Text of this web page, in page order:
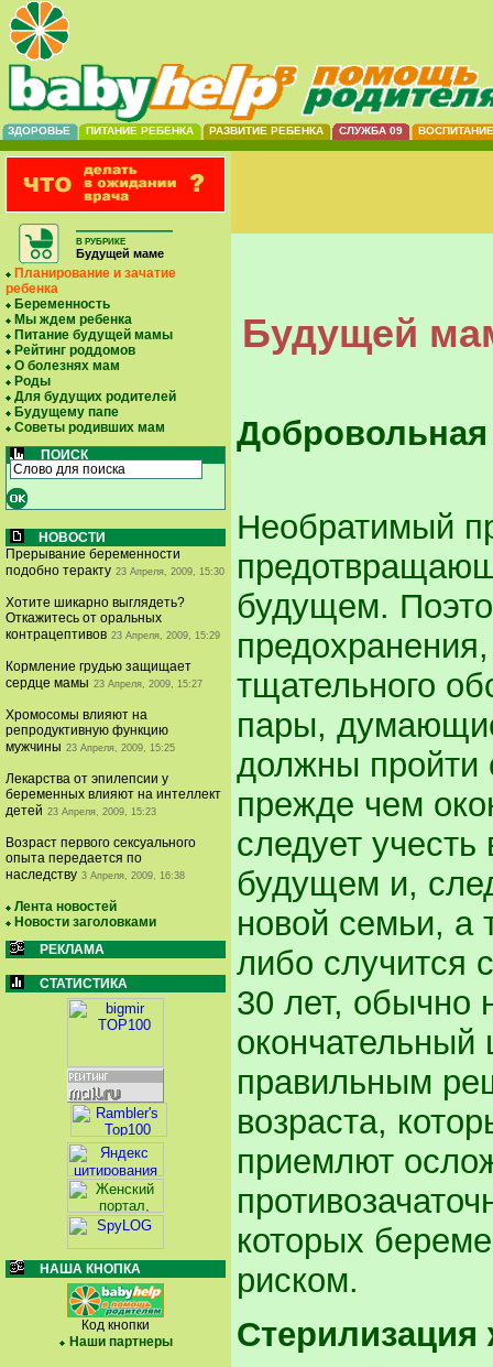
ЗДОРОВЬЕ ПИТАНИЕ РЕБЕНКА РАЗВИТИЕ РЕБЕНКА СЛУЖБА 09 ВОСПИТАНИЕ
В РУБРИКЕ
Будущей маме
Планирование и зачатие
ребенка
Беременность
Мы ждем ребенка
Питание будущей мамы
Рейтинг роддомов
О болезнях мам
Роды
Для будущих родителей
Будущему папе
Советы родивших мам
ПОИСК
НОВОСТИ
Прерывание беременности
подобно теракту 23 Апреля, 2009, 15:30
Хотите шикарно выглядеть?
Откажитесь от оральных
контрацептивов 23 Апреля, 2009, 15:29
Кормление грудью защищает
сердце мамы 23 Апреля, 2009, 15:27
Хромосомы влияют на
репродуктивную функцию
мужчины 23 Апреля, 2009, 15:25
Лекарства от эпилепсии у
беременных влияют на интеллект
детей 23 Апреля, 2009, 15:23
Возраст первого сексуального
опыта передается по
наследству 3 Апреля, 2009, 16:38
Лента новостей
Новости заголовками
РЕКЛАМА
СТАТИСТИКА
НАША КНОПКА
Код кнопки
Наши партнеры
Будущей
Добровольная
Необратимый
будущем.
тщательного
пары,
должны пройти
прежде чем
следует
будущем и,
новой семьи, а
либо случится
30 лет, обычно
правильным
возраста,
приемлют
которых
риском.